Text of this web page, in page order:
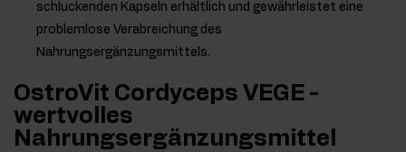
schluckenden Kapseln erhältlich und gewährleistet eine
problemlose Verabreichung des
Nahrungsergänzungsmittels.
OstroVit Cordyceps VEGE -
wertvolles
Nahrungsergänzungsmittel